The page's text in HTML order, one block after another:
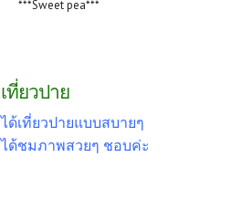
***Sweet pea***
เที่ยวปาย
ได้เที่ยวปายแบบสบายๆ
ได้ชมภาพสวยๆ ชอบค่ะ